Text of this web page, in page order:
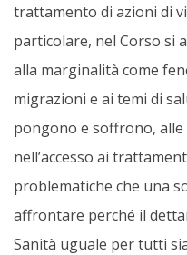
trattamento di azioni di
particolare, nel Corso si
alla marginalità come
migrazioni e ai temi di
pongono e soffrono,
nell’accesso ai
problematiche che una
affrontare perché il
Sanità uguale per tutti